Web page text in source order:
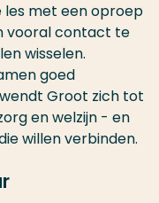
met een oproep
vooral contact te
wisselen.
goed
Groot zich tot
en welzijn - en
willen verbinden.